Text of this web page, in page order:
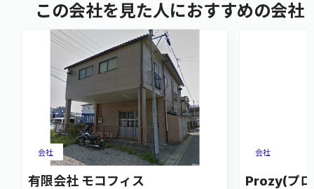
この会社を見た人におすすめの会社
有限会社 モコフィス
会社
Prozy(プロ
会社